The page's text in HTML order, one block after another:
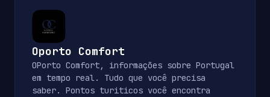
Oporto Comfort
OPorto Comfort, informações sobre Portugal
em tempo real. Tudo que você precisa
saber. Pontos turiticos você encontra